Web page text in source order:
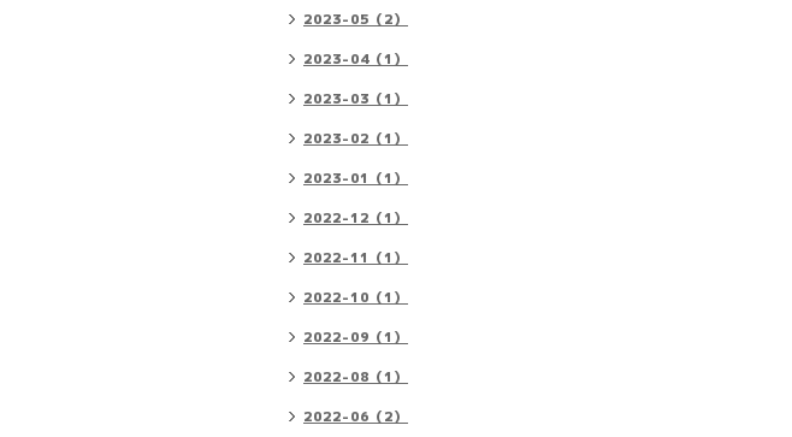
2023-05（2）
2023-04（1）
2023-03（1）
2023-02（1）
2023-01（1）
2022-12（1）
2022-11（1）
2022-10（1）
2022-09（1）
2022-08（1）
2022-06（2）